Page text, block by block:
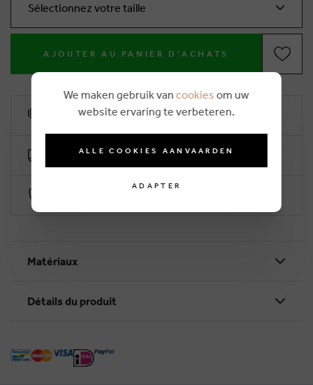
Sélectionnez votre taille
AJOUTER AU PANIER D'ACHATS
10% remise de fidélité
Livraison gratuite dès €50 (2-4 jours ouvrables)
Matériaux
Détails du produit
We maken gebruik van cookies om uw
website ervaring te verbeteren.
ALLE COOKIES AANVAARDEN
ADAPTER